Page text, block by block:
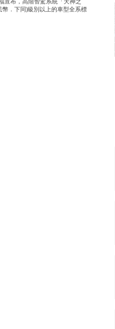
．下同)級別以上的車型全系標